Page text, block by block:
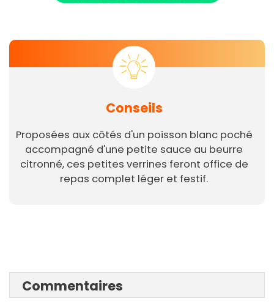
Conseils
Proposées aux côtés d'un poisson blanc poché
accompagné d'une petite sauce au beurre
citronné, ces petites verrines feront office de
repas complet léger et festif.
Commentaires